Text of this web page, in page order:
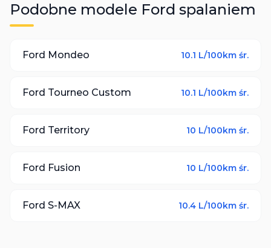
Podobne modele Ford spalaniem
Ford Mondeo 10.1 L/100km śr.
Ford Tourneo Custom 10.1 L/100km śr.
Ford Territory 10 L/100km śr.
Ford Fusion 10 L/100km śr.
Ford S-MAX 10.4 L/100km śr.